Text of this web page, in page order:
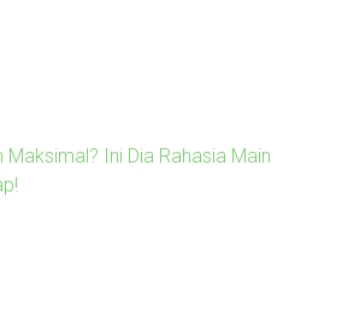
Maksimal? Ini Dia Rahasia Main